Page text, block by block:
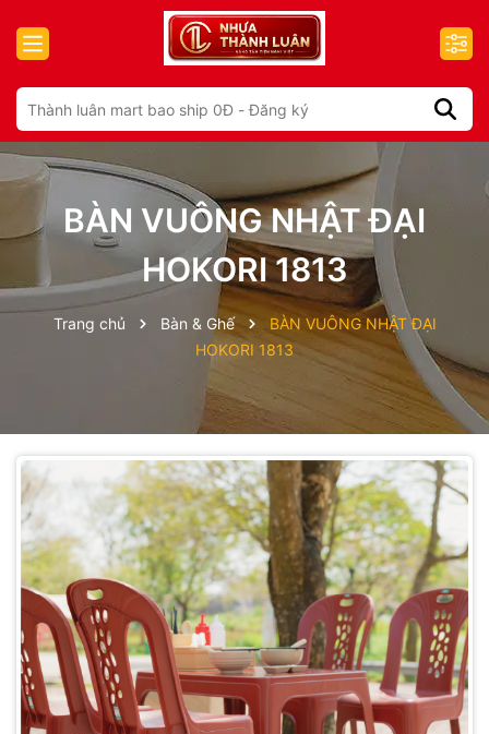
BÀN VUÔNG NHẬT ĐẠI
HOKORI 1813
Trang chủ Bàn & Ghế
BÀN VUÔNG NHẬT ĐẠI
HOKORI 1813